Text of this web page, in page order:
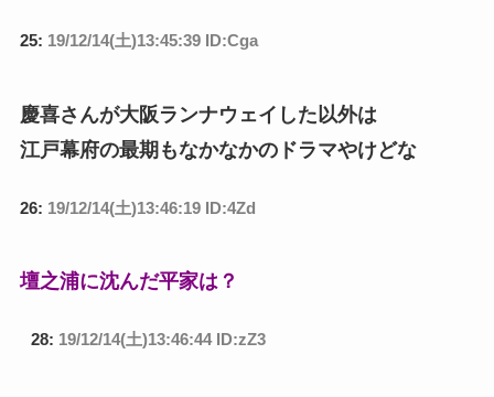
25: 19/12/14(土)13:45:39 ID:Cga
慶喜さんが大阪ランナウェイした以外は
江戸幕府の最期もなかなかのドラマやけどな
26: 19/12/14(土)13:46:19 ID:4Zd
壇之浦に沈んだ平家は？
28: 19/12/14(土)13:46:44 ID:zZ3